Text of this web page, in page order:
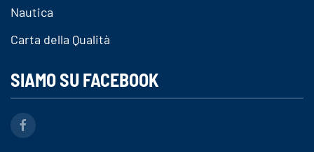
Nautica
Carta della Qualità
SIAMO SU FACEBOOK